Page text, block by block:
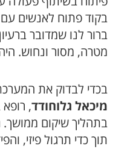
בקוד פתוח לאנשים עם
ברור לנו שמדובר
מטרה, מסור ונחוש.
בכדי לבדוק את
מיכאל גלוחודד,
בתהליך שיקום
תוך כדי תרגול פיזי,